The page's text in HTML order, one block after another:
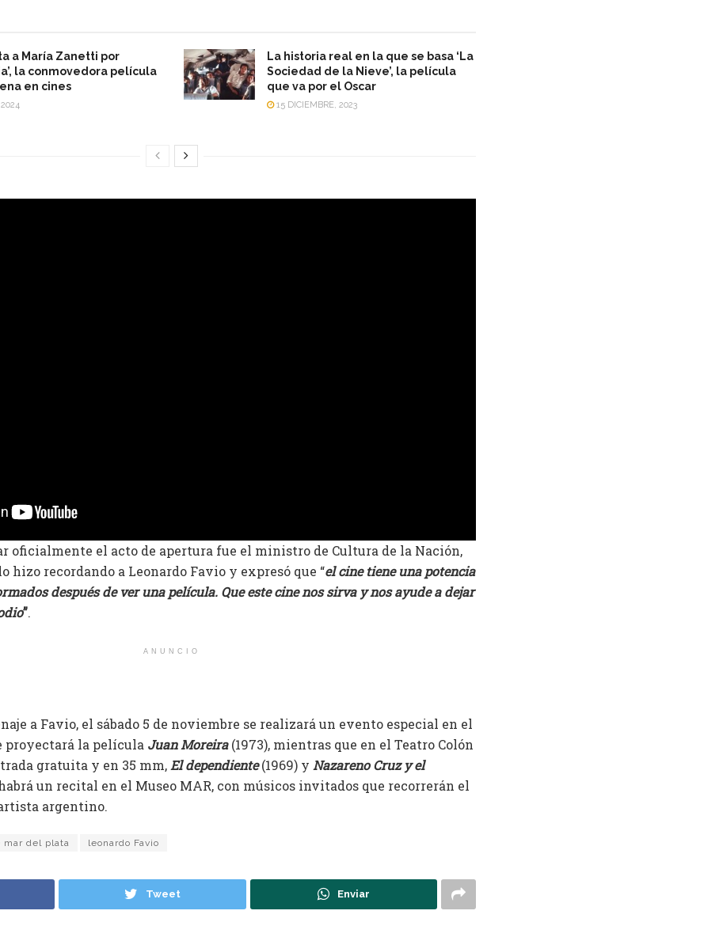
a María Zanetti por
la conmovedora película
en cines
La historia real en la que se basa ‘La
Sociedad de la Nieve’, la película
que va por el Oscar
15 DICIEMBRE, 2023
oficialmente el acto de apertura fue el ministro de Cultura de la Nación,
hizo recordando a Leonardo Favio y expresó que “el cine tiene una potencia
después de ver una película. Que este cine nos sirva y nos ayude a dejar
”.
ANUNCIO
a Favio, el sábado 5 de noviembre se realizará un evento especial en el
proyectará la película Juan Moreira(1973), mientras que en el Teatro Colón
gratuita y en 35 mm, El dependiente(1969) y Nazareno Cruz y el
un recital en el Museo MAR, con músicos invitados que recorrerán el
argentino.
del plata leonardo Favio
Tweet Enviar